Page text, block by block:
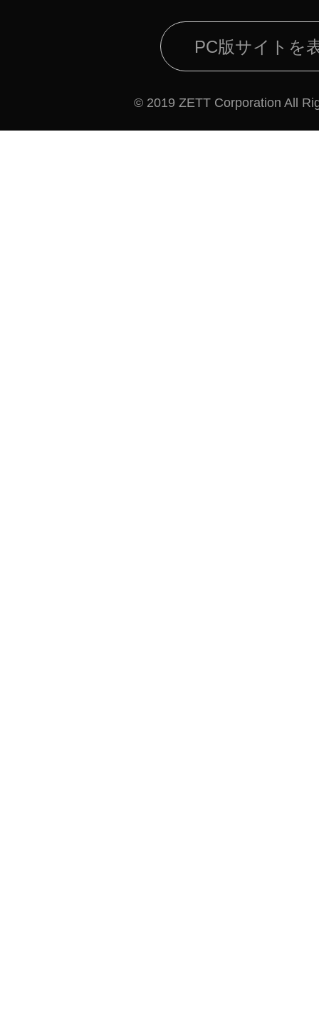
PC版サイトを
© 2019 ZETT Corporation All